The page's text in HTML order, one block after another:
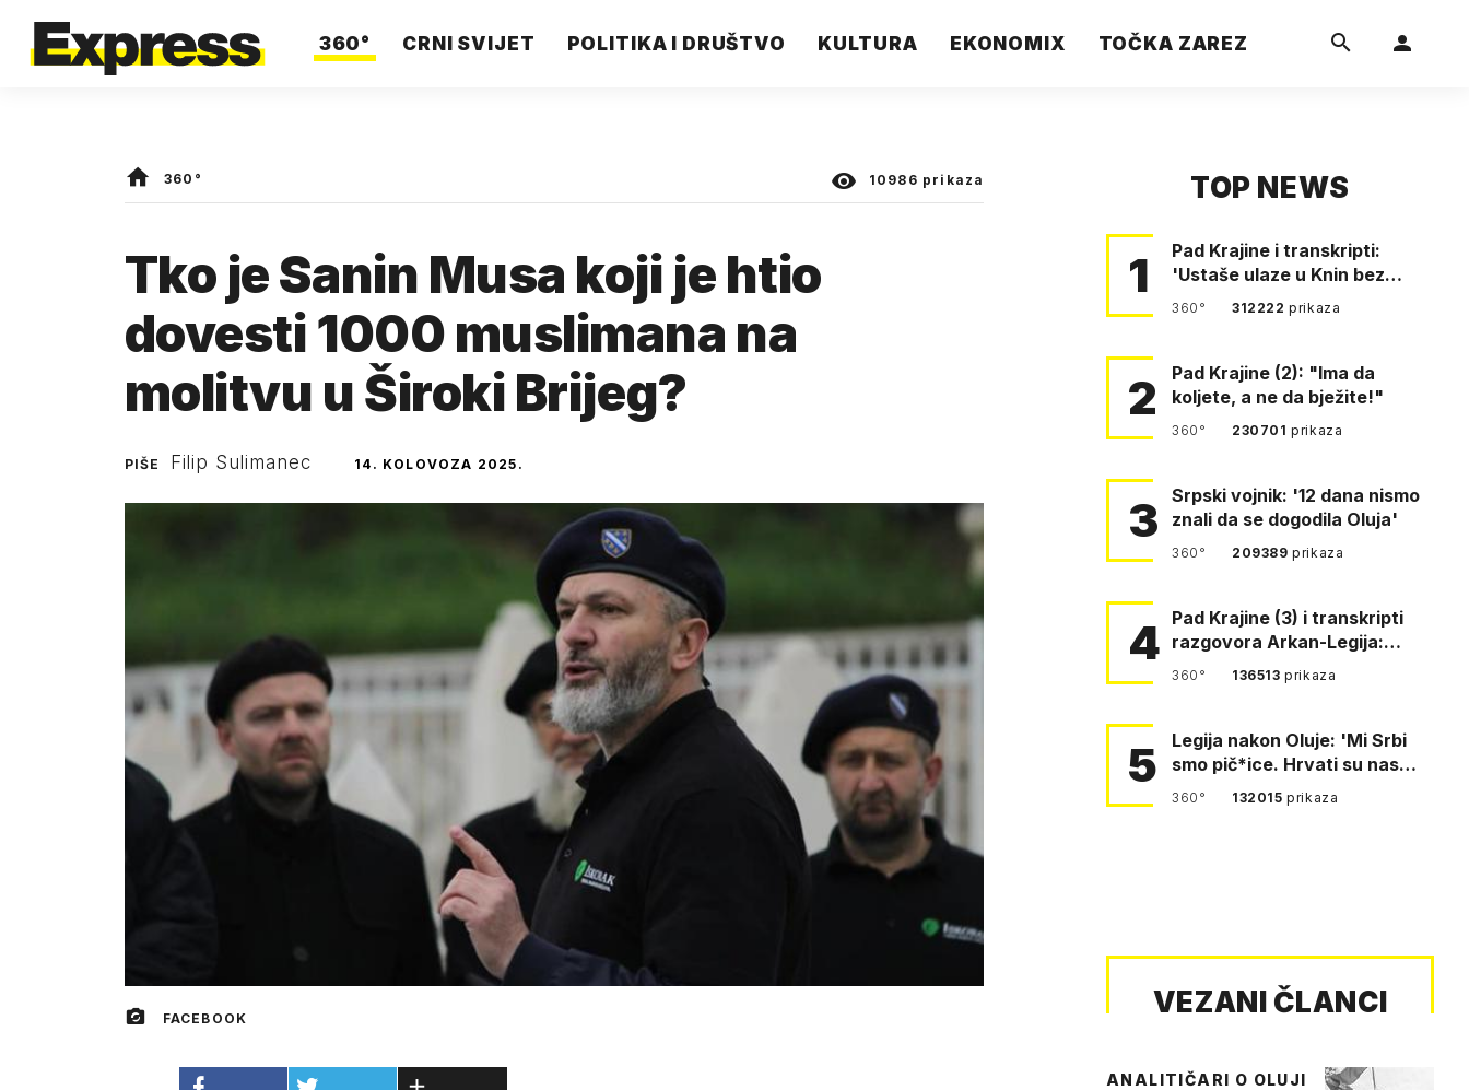
360° CRNI SVIJET POLITIKA I DRUŠTVO KULTURA EKONOMIX TOČKA ZAREZ
360° 10986 prikaza
Tko je Sanin Musa koji je htio
dovesti 1000 muslimana na
molitvu u Široki Brijeg?
PIŠE Filip Sulimanec 14. KOLOVOZA 2025.
FACEBOOK
TOP NEWS
1
Pad Krajine i transkripti:
'Ustaše ulaze u Knin bez
borbe. Mile, ovo je bežanij…
360° 312222prikaza
2
Pad Krajine (2): "Ima da
koljete, a ne da bježite!"
360° 230701prikaza
3
Srpski vojnik: '12 dana nismo
znali da se dogodila Oluja'
360° 209389prikaza
4 Pad Krajine (3) i transkripti
razgovora Arkan-Legija:
'Čujem, prelazite ustašam…
360° 136513prikaza
5
Legija nakon Oluje: 'Mi Srbi
smo pič*ice. Hrvati su nas
pomeli!'
360° 132015prikaza
VEZANI ČLANCI
ANALITIČARI O OLUJI